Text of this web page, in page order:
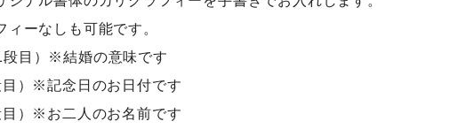
ーなしも可能です。
段目）※結婚の意味です
目）※記念日のお日付です
目）※お二人のお名前です